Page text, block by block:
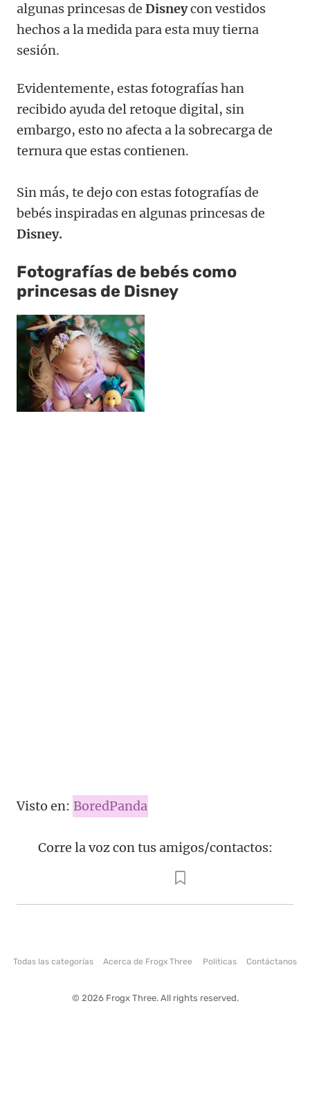
algunas princesas de Disneycon vestidos
hechos a la medida para esta muy tierna
sesión.
Evidentemente, estas fotografías han
recibido ayuda del retoque digital, sin
embargo, esto no afecta a la sobrecarga de
ternura que estas contienen.
Sin más, te dejo con estas fotografías de
bebés inspiradas en algunas princesas de
Disney.
Fotografías de bebés como
princesas de Disney
Visto en: BoredPanda
Corre la voz con tus amigos/contactos:
Todas las categorías Acerca de Frogx Three Politicas Contáctanos
© 2026 Frogx Three. All rights reserved.